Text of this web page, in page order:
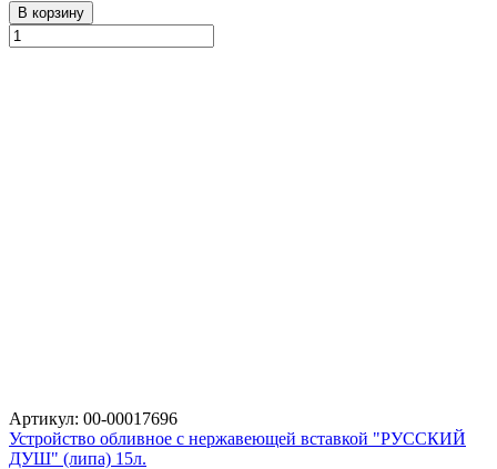
В корзину
Артикул: 00-00017696
Устройство обливное с нержавеющей вставкой "РУССКИЙ
ДУШ" (липа) 15л.